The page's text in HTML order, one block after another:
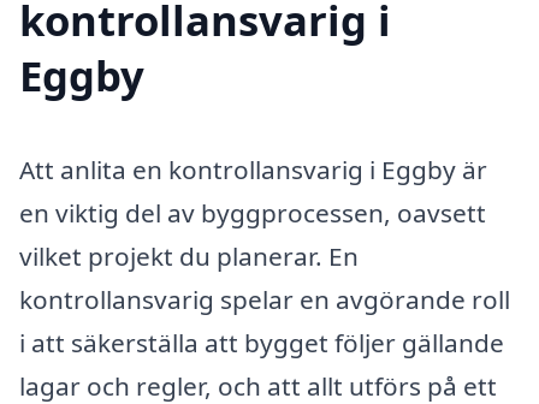
kontrollansvarig i
Eggby
Att anlita en kontrollansvarig i Eggby är
en viktig del av byggprocessen, oavsett
vilket projekt du planerar. En
kontrollansvarig spelar en avgörande roll
i att säkerställa att bygget följer gällande
lagar och regler, och att allt utförs på ett